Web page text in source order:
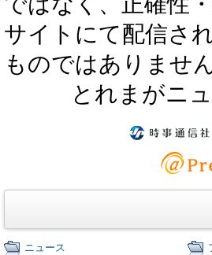
サイトにて配信さ
ものではありません
とれまがニ
ニュース